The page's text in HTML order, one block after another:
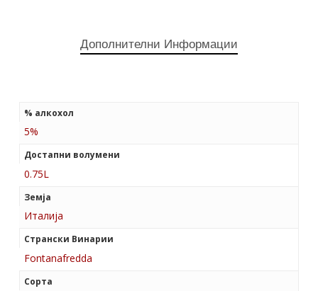
Дополнителни Информации
% алкохол
5%
Достапни волумени
0.75L
Земја
Италија
Странски Винарии
Fontanafredda
Сорта